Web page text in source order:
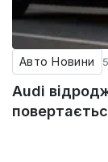
Авто Новини
Audi